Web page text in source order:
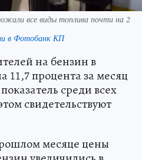
все виды топлива почти на 2
в Фотобанк КП
на бензин в
11,7 процента за месяц
среди всех
свидетельствуют
месяце цены